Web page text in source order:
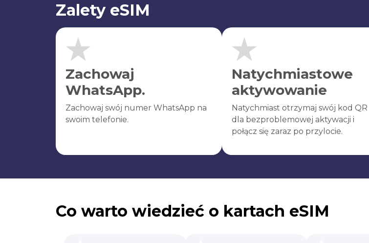
Zalety eSIM
Zachowaj
WhatsApp.
Zachowaj swój numer WhatsApp na
swoim telefonie.
Natychmiastowe
aktywowanie
Natychmiast otrzymaj swój kod QR
dla bezproblemowej aktywacji i
połącz się zaraz po przylocie.
Co warto wiedzieć o kartach eSIM